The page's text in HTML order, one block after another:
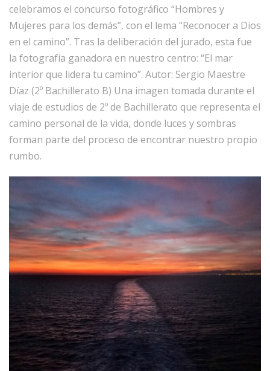
celebramos el concurso fotográfico “Hombres y
Mujeres para los demás”, con el lema “Reconocer a Dios
en el camino”. Tras la deliberación del jurado, esta fue
la fotografía ganadora en nuestro centro: “El mar
interior que lidera tu camino”. Autor: Sergio Maestre
Díaz (2º Bachillerato B) Una imagen tomada durante el
viaje de estudios de 2º de Bachillerato que representa el
camino personal de la vida, donde luces y sombras
forman parte del proceso de encontrar nuestro propio
rumbo.